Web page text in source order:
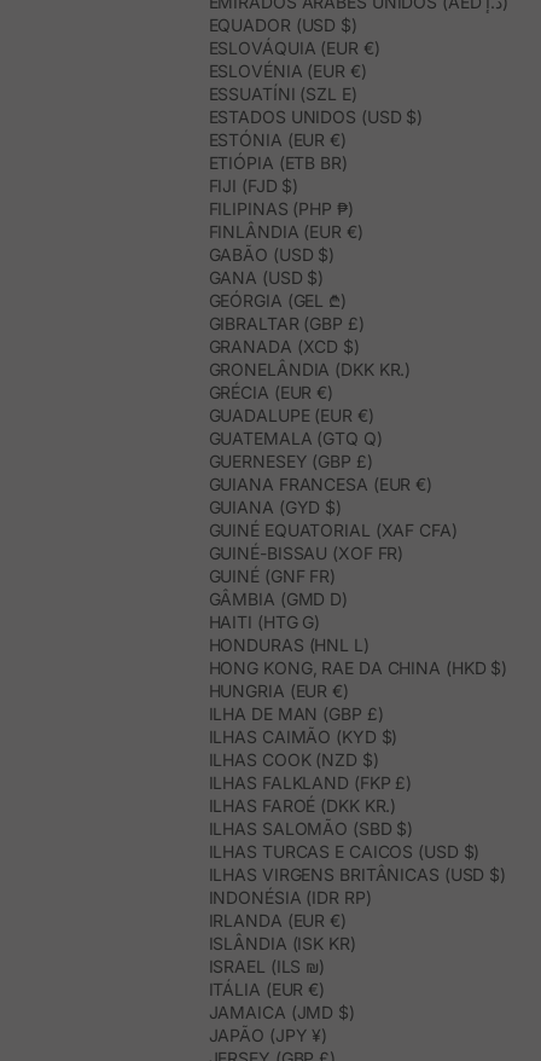
EQUADOR (USD $)
ESLOVÁQUIA (EUR €)
ESLOVÉNIA (EUR €)
ESSUATÍNI (SZL E)
ESTADOS UNIDOS (USD $)
ESTÓNIA (EUR €)
ETIÓPIA (ETB BR)
FIJI (FJD $)
FILIPINAS (PHP ₱)
FINLÂNDIA (EUR €)
GABÃO (USD $)
GANA (USD $)
GEÓRGIA (GEL ₾)
GIBRALTAR (GBP £)
GRANADA (XCD $)
GRONELÂNDIA (DKK KR.)
GRÉCIA (EUR €)
GUADALUPE (EUR €)
GUATEMALA (GTQ Q)
GUERNESEY (GBP £)
GUIANA FRANCESA (EUR €)
GUIANA (GYD $)
GUINÉ EQUATORIAL (XAF CFA)
GUINÉ-BISSAU (XOF FR)
GUINÉ (GNF FR)
GÂMBIA (GMD D)
HAITI (HTG G)
HONDURAS (HNL L)
HONG KONG, RAE DA CHINA (HKD $)
HUNGRIA (EUR €)
ILHA DE MAN (GBP £)
ILHAS CAIMÃO (KYD $)
ILHAS COOK (NZD $)
ILHAS FALKLAND (FKP £)
ILHAS FAROÉ (DKK KR.)
ILHAS SALOMÃO (SBD $)
ILHAS TURCAS E CAICOS (USD $)
ILHAS VIRGENS BRITÂNICAS (USD $)
INDONÉSIA (IDR RP)
IRLANDA (EUR €)
ISLÂNDIA (ISK KR)
ISRAEL (ILS ₪)
ITÁLIA (EUR €)
JAMAICA (JMD $)
JAPÃO (JPY ¥)